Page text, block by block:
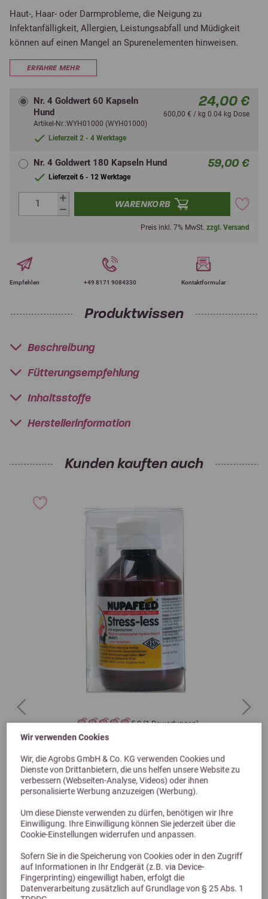
Wir verwenden Cookies
Wir, die Agrobs GmbH & Co. KG verwenden Cookies und
Dienste von Drittanbietern, die uns helfen unsere Website zu
verbessern (Webseiten-Analyse, Videos) oder ihnen
personalisierte Werbung anzuzeigen (Werbung).
Um diese Dienste verwenden zu dürfen, benötigen wir Ihre
Einwilligung. Ihre Einwilligung können Sie jederzeit über die
Cookie-Einstellungen widerrufen und anpassen.
Sofern Sie in die Speicherung von Cookies oder in den Zugriff
auf Informationen in Ihr Endgerät (z.B. via Device-
Fingerprinting) eingewilligt haben, erfolgt die
Datenverarbeitung zusätzlich auf Grundlage von § 25 Abs. 1
Haut-, Haar- oder Darmprobleme, die Neigung zu
Infektanfälligkeit, Allergien, Leistungsabfall und Müdigkeit
können auf einen Mangel an Spurenelementen hinweisen.
ERFAHRE MEHR
Nr. 4 Goldwert 60 Kapseln
Hund
Artikel-Nr.:WYH01000 (WYH01000)
Lieferzeit 2 - 4 Werktage
24,00 €
600,00 € / kg 0.04 kg Dose
Nr. 4 Goldwert 180 Kapseln Hund
Lieferzeit 6 - 12 Werktage
59,00 €
WARENKORB
Preis inkl. 7% MwSt. zzgl. Versand
Empfehlen +49 8171 9084330 Kontaktformular
Produktwissen
Beschreibung
Fütterungsempfehlung
Inhaltsstoffe
Herstellerinformation
Kunden kauften auch
5,0 (1 Bewertungen)
Nupafeed Stress-less 0,1L
Magnesium für Hunde
20,80 €
Previous Next